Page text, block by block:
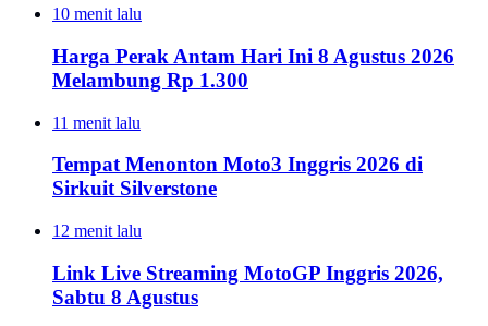
10 menit lalu
Harga Perak Antam Hari Ini 8 Agustus 2026
Melambung Rp 1.300
11 menit lalu
Tempat Menonton Moto3 Inggris 2026 di
Sirkuit Silverstone
12 menit lalu
Link Live Streaming MotoGP Inggris 2026,
Sabtu 8 Agustus